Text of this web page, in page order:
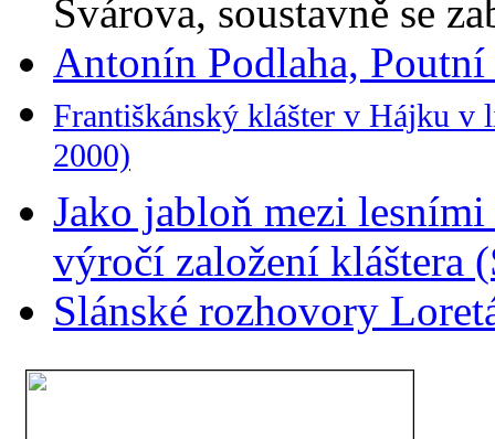
Svárova, soustavně se
Antonín Podlaha,
Františkánský klášter v Hájku v
2000)
Jako jabloň mezi
výročí založení kláštera
Slánské rozhovory